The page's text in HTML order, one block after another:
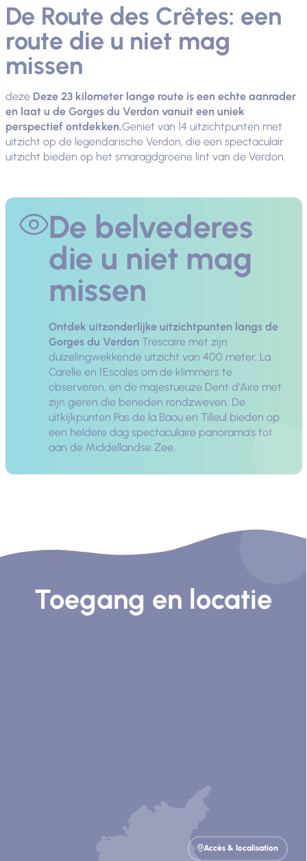
De Route des Crêtes: een
route die u niet mag
missen
deze Deze 23 kilometer lange route is een echte aanrader
en laat u de Gorges du Verdon vanuit een uniek
perspectief ontdekken.Geniet van 14 uitzichtpunten met
uitzicht op de legendarische Verdon, die een spectaculair
uitzicht bieden op het smaragdgroene lint van de Verdon.
De belvederes
die u niet mag
missen
Ontdek uitzonderlijke uitzichtpunten langs de
Gorges du VerdonTrescaïre met zijn
duizelingwekkende uitzicht van 400 meter, La
Carelle en l'Escales om de klimmers te
observeren, en de majestueuze Dent d'Aire met
zijn gieren die beneden rondzweven. De
uitkijkpunten Pas de la Baou en Tilleul bieden op
een heldere dag spectaculaire panorama's tot
aan de Middellandse Zee.
Toegang en locatie
Accès & localisation